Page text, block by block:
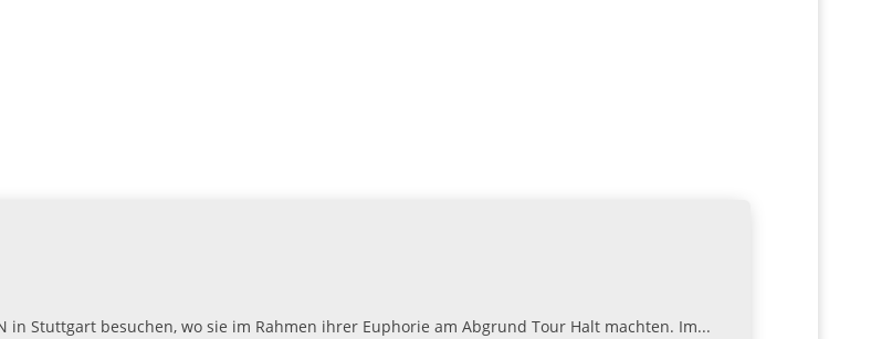
in Stuttgart besuchen, wo sie im Rahmen ihrer Euphorie am Abgrund Tour Halt machten. Im...